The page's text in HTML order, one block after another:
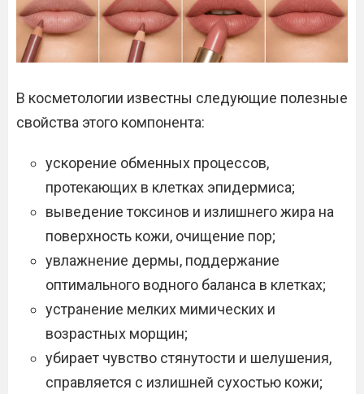
В косметологии известны следующие полезные
свойства этого компонента:
ускорение обменных процессов,
протекающих в клетках эпидермиса;
выведение токсинов и излишнего жира на
поверхность кожи, очищение пор;
увлажнение дермы, поддержание
оптимального водного баланса в клетках;
устранение мелких мимических и
возрастных морщин;
убирает чувство стянутости и шелушения,
справляется с излишней сухостью кожи;